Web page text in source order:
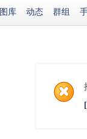
图库 动态 群组